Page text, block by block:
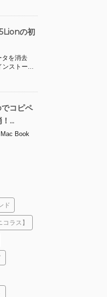
の初
タを消去
ストー...
コピペ
...
Book
ド
ラス】